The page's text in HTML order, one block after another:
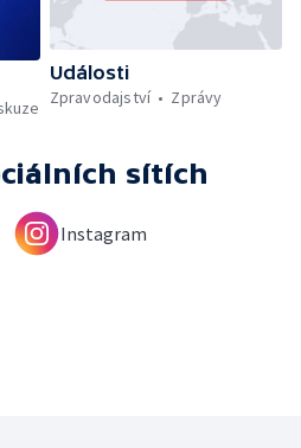
Události
Zpravodajství
Zprávy
sítích
Instagram